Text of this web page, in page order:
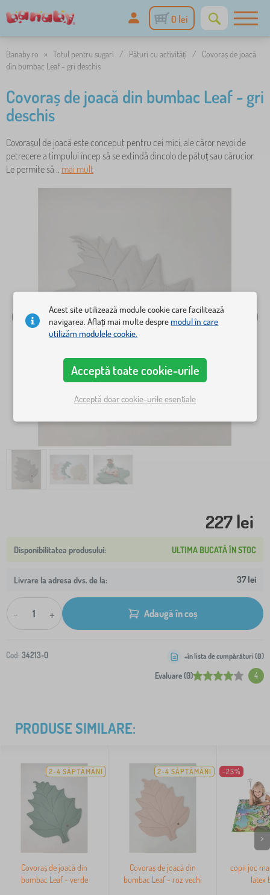
0 lei
Banaby.ro » Totul pentru sugari / Pături cu activități /
Covoraș de joacă
din bumbac Leaf - gri deschis
Covoraș de joacă din bumbac Leaf - gri
deschis
Covorașul de joacă este conceput pentru cei mici, ale căror nevoi de
petrecere a timpului încep să se extindă dincolo de pătuț sau cărucior.
Le permite să .. mai mult
227 lei
ULTIMA BUCATĂ ÎN STOC
Livrare la adresa dvs. de la: 37 lei
- + Adaugă în coș
Cod: 34213-0
Evaluare (0) 4
+în lista de cumpărături (0)
PRODUSE SIMILARE:
2-4 SĂPTĂMÂNI
Covoraș de joacă din
bumbac Leaf - verde
2-4 SĂPTĂMÂNI
Covoraș de joacă din
bumbac Leaf - roz vechi
-23%
copii joc
latex
>
Acest site utilizează module cookie care facilitează
navigarea. Aflați mai multe despremodul în care
utilizăm modulele cookie.
Acceptă toate cookie-urile
Acceptă doar cookie-urile esențiale